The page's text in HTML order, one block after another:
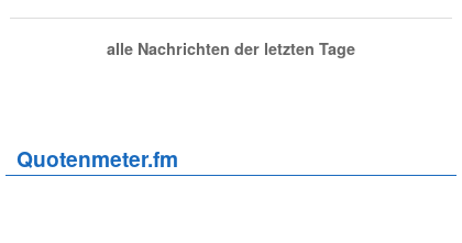
alle Nachrichten der letzten Tage
Quotenmeter.fm